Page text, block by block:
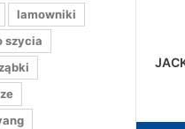
lamowniki
szycia